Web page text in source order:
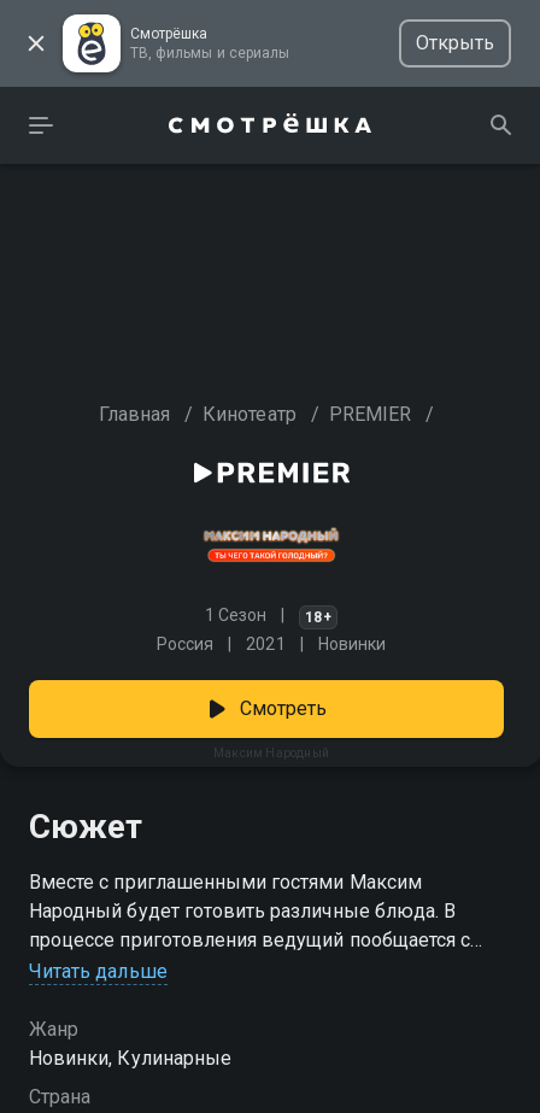
Смотрёшка
ТВ, фильмы и сериалы
Открыть
Главная / Кинотеатр / PREMIER /
1 Сезон 18+
Россия 2021 Новинки
Максим Народный
Смотреть
Сюжет
Вместе с приглашенными гостями Максим
Народный будет готовить различные блюда. В
процессе приготовления ведущий пообщается с
гостем на интересные темы, узнает что-то новое и
Читать дальше
Жанр
Новинки, Кулинарные
Страна